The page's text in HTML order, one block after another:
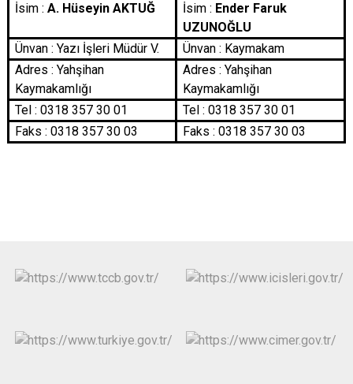
İsim :A. Hüseyin AKTUĞ İsim : Ender Faruk
UZUNOĞLU
Ünvan : Yazı İşleri Müdür V.
Ünvan : Kaymakam
Adres : Yahşihan
Kaymakamlığı
Adres : Yahşihan
Kaymakamlığı
Tel : 0318 357 30 01
Tel : 0318 357 30 01
Faks : 0318 357 30 03
Faks : 0318 357 30 03